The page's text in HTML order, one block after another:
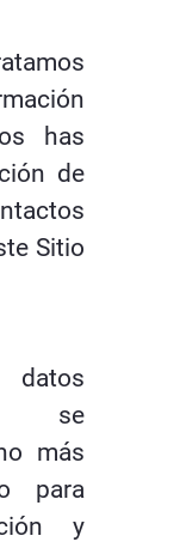
has
de
Sitio
datos
se
más
para
y